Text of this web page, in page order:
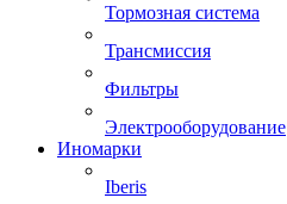
Тормозная система
Трансмиссия
Фильтры
Электрооборудование
Иномарки
Iberis